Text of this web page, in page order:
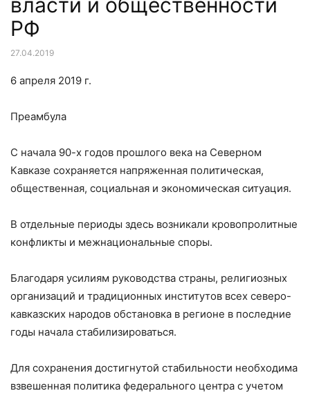
РФ
27.04.2019
6 апреля 2019 г.
Преамбула
С начала 90-х годов прошлого века на Северном
Кавказе сохраняется напряженная политическая,
общественная, социальная и экономическая ситуация.
В отдельные периоды здесь возникали кровопролитные
конфликты и межнациональные споры.
Благодаря усилиям руководства страны, религиозных
организаций и традиционных институтов всех северо-
кавказских народов обстановка в регионе в последние
годы начала стабилизироваться.
Для сохранения достигнутой стабильности необходима
взвешенная политика федерального центра с учетом